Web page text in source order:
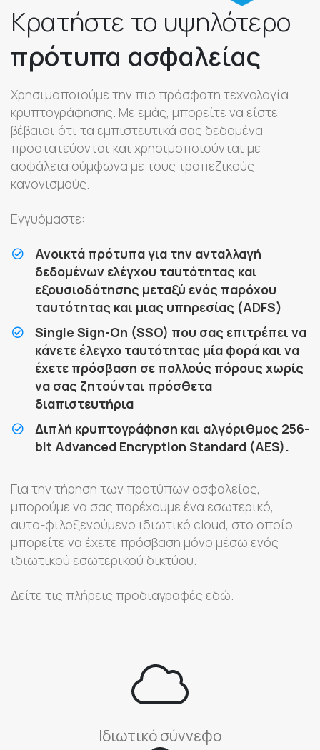
Κρατήστε το υψηλότερο
πρότυπα ασφαλείας
Χρησιμοποιούμε την πιο πρόσφατη τεχνολογία
κρυπτογράφησης. Με εμάς, μπορείτε να είστε
βέβαιοι ότι τα εμπιστευτικά σας δεδομένα
προστατεύονται και χρησιμοποιούνται με
ασφάλεια σύμφωνα με τους τραπεζικούς
κανονισμούς.
Εγγυόμαστε:
Ανοικτά πρότυπα για την ανταλλαγή
δεδομένων ελέγχου ταυτότητας και
εξουσιοδότησης μεταξύ ενός παρόχου
ταυτότητας και μιας υπηρεσίας (ADFS)
Single Sign-On (SSO) που σας επιτρέπει να
κάνετε έλεγχο ταυτότητας μία φορά και να
έχετε πρόσβαση σε πολλούς πόρους χωρίς
να σας ζητούνται πρόσθετα
διαπιστευτήρια
Διπλή κρυπτογράφηση και αλγόριθμος 256-
bit Advanced Encryption Standard (AES).
Για την τήρηση των προτύπων ασφαλείας,
μπορούμε να σας παρέχουμε ένα εσωτερικό,
αυτο-φιλοξενούμενο ιδιωτικό cloud, στο οποίο
μπορείτε να έχετε πρόσβαση μόνο μέσω ενός
ιδιωτικού εσωτερικού δικτύου.
Δείτε τις πλήρεις προδιαγραφές εδώ.
Ιδιωτικό σύννεφο